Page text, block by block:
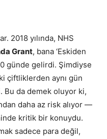
2018 yılında, NHS
Grant, bana ‘Eskiden
günde gelirdi. Şimdiyse
çiftliklerden aynı gün
Bu da demek oluyor ki,
daha az risk alıyor —
kritik bir konuydu.
sadece para değil,